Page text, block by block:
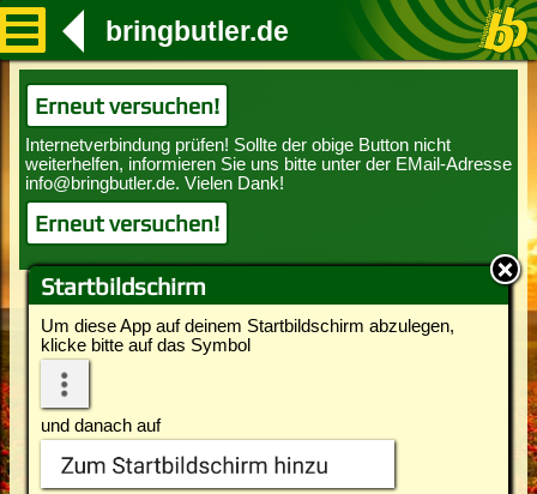
Startbildschirm
Um diese App auf deinem Startbildschirm abzulegen,
klicke bitte auf das Symbol
und danach auf
bringbutler.de
Erneut versuchen!
Erneut versuchen!